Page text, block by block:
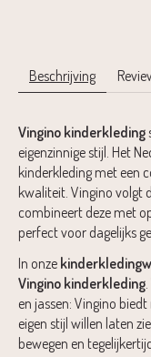
Beschrijving
Vingino kinderkleding
eigenzinnige stijl. Het
kinderkleding met een
kwaliteit. Vingino volgt
combineert deze met
perfect voor dagelijks
In onze
Vingino kinderkleding
en jassen: Vingino
eigen stijl willen laten
bewegen en